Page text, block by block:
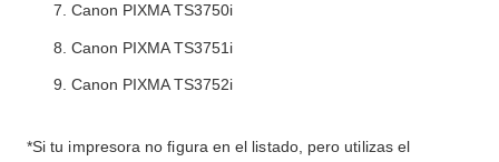
Canon PIXMA TS3750i
Canon PIXMA TS3751i
Canon PIXMA TS3752i
*Si tu impresora no figura en el listado, pero utilizas el